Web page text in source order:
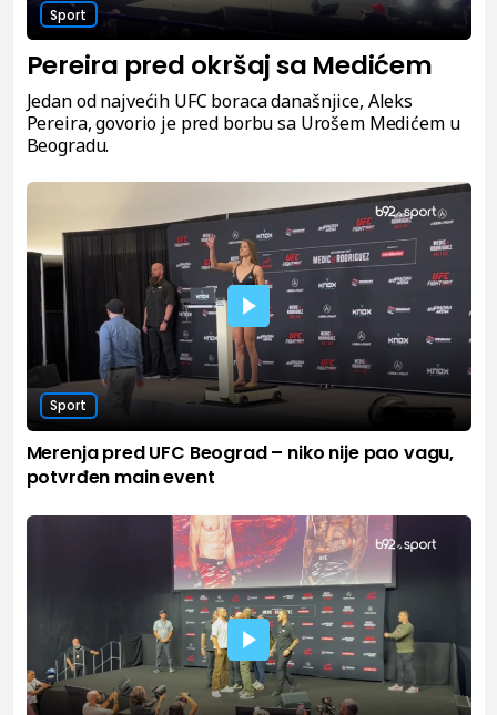
Sport
Pereira pred okršaj sa Medićem
Jedan od najvećih UFC boraca današnjice, Aleks
Pereira, govorio je pred borbu sa Urošem Medićem u
Beogradu.
Sport
Merenja pred UFC Beograd – niko nije pao vagu,
potvrđen main event